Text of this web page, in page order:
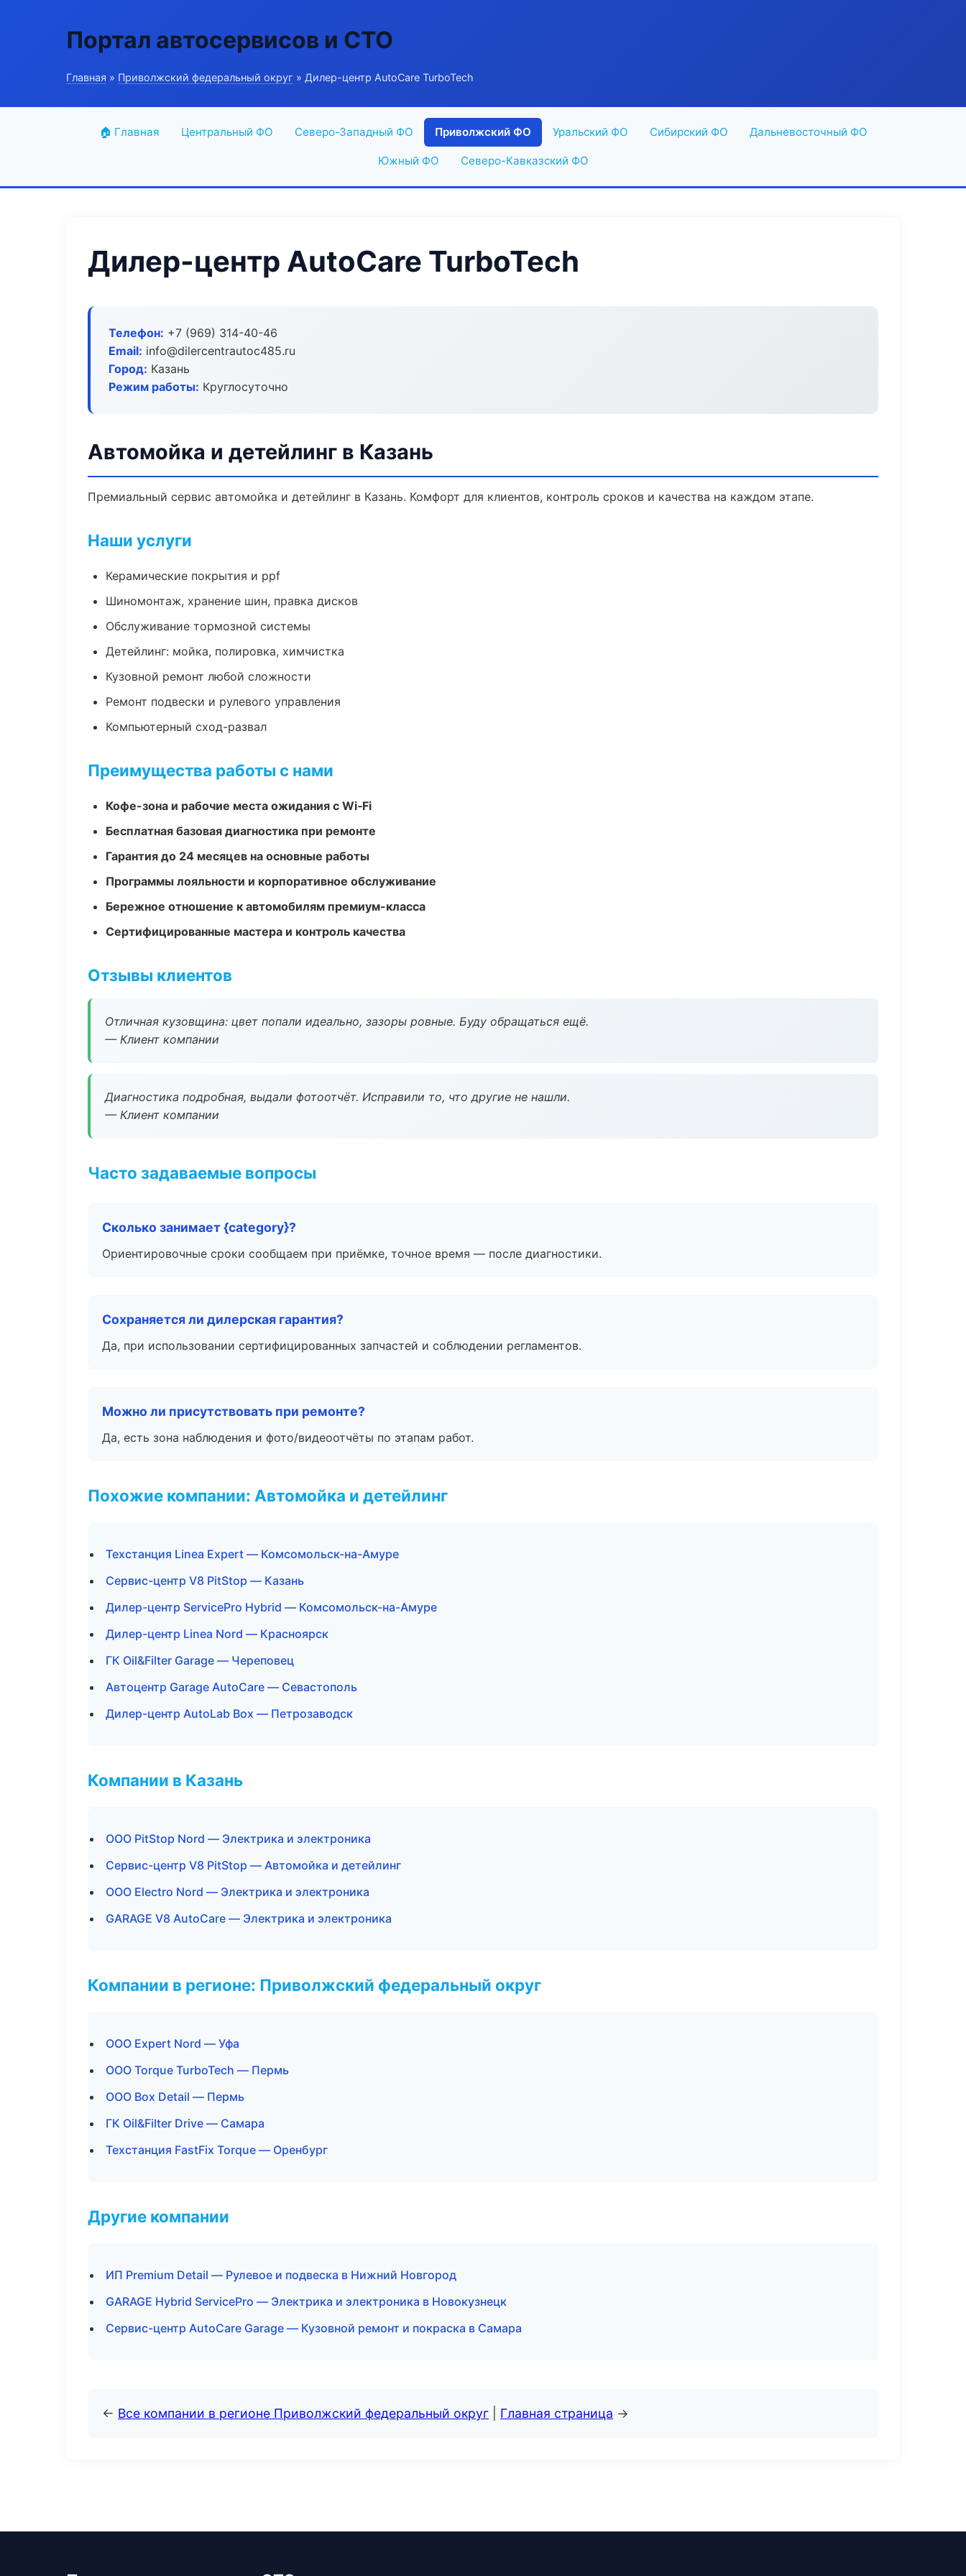
Портал автосервисов и СТО
Главная » Приволжский федеральный округ » Дилер-центр AutoCare TurboTech
🏠 Главная Центральный ФО Северо-Западный ФО Приволжский ФО Уральский ФО Сибирский ФО Дальневосточный ФО
Южный ФО Северо-Кавказский ФО
Дилер-центр AutoCare TurboTech
Телефон: +7 (969) 314-40-46
Email: info@dilercentrautoc485.ru
Город: Казань
Режим работы: Круглосуточно
Автомойка и детейлинг в Казань
Премиальный сервис автомойка и детейлинг в Казань. Комфорт для клиентов, контроль сроков и качества на каждом этапе.
Наши услуги
Керамические покрытия и ppf
Шиномонтаж, хранение шин, правка дисков
Обслуживание тормозной системы
Детейлинг: мойка, полировка, химчистка
Кузовной ремонт любой сложности
Ремонт подвески и рулевого управления
Компьютерный сход-развал
Преимущества работы с нами
Кофе-зона и рабочие места ожидания с Wi‑Fi
Бесплатная базовая диагностика при ремонте
Гарантия до 24 месяцев на основные работы
Программы лояльности и корпоративное обслуживание
Бережное отношение к автомобилям премиум-класса
Сертифицированные мастера и контроль качества
Отзывы клиентов
Отличная кузовщина: цвет попали идеально, зазоры ровные. Буду обращаться ещё.
— Клиент компании
Диагностика подробная, выдали фотоотчёт. Исправили то, что другие не нашли.
— Клиент компании
Часто задаваемые вопросы
Сколько занимает {category}?
Ориентировочные сроки сообщаем при приёмке, точное время — после диагностики.
Сохраняется ли дилерская гарантия?
Да, при использовании сертифицированных запчастей и соблюдении регламентов.
Можно ли присутствовать при ремонте?
Да, есть зона наблюдения и фото/видеоотчёты по этапам работ.
Похожие компании: Автомойка и детейлинг
Техстанция Linea Expert — Комсомольск-на-Амуре
Сервис-центр V8 PitStop — Казань
Дилер-центр ServicePro Hybrid — Комсомольск-на-Амуре
Дилер-центр Linea Nord — Красноярск
ГК Oil&Filter Garage — Череповец
Автоцентр Garage AutoCare — Севастополь
Дилер-центр AutoLab Box — Петрозаводск
Компании в Казань
ООО PitStop Nord — Электрика и электроника
Сервис-центр V8 PitStop — Автомойка и детейлинг
ООО Electro Nord — Электрика и электроника
GARAGE V8 AutoCare — Электрика и электроника
Компании в регионе: Приволжский федеральный округ
ООО Expert Nord — Уфа
ООО Torque TurboTech — Пермь
ООО Box Detail — Пермь
ГК Oil&Filter Drive — Самара
Техстанция FastFix Torque — Оренбург
Другие компании
ИП Premium Detail — Рулевое и подвеска в Нижний Новгород
GARAGE Hybrid ServicePro — Электрика и электроника в Новокузнецк
Сервис-центр AutoCare Garage — Кузовной ремонт и покраска в Самара
← Все компании в регионе Приволжский федеральный округ Главная страница →